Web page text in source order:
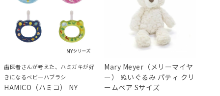
歯医者さんが考えた、ハミガキが好
きになるベビーハブラシ
HAMICO（ハミコ） NY
Mary Meyer（メリーマイヤ
ー） ぬいぐるみ パティ クリ
ームベア Sサイズ